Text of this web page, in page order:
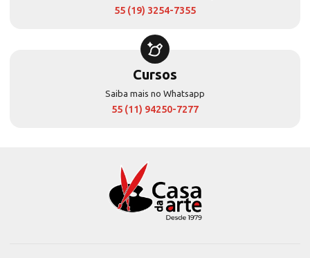
55 (19) 3254-7355
Cursos
Saiba mais no Whatsapp
55 (11) 94250-7277